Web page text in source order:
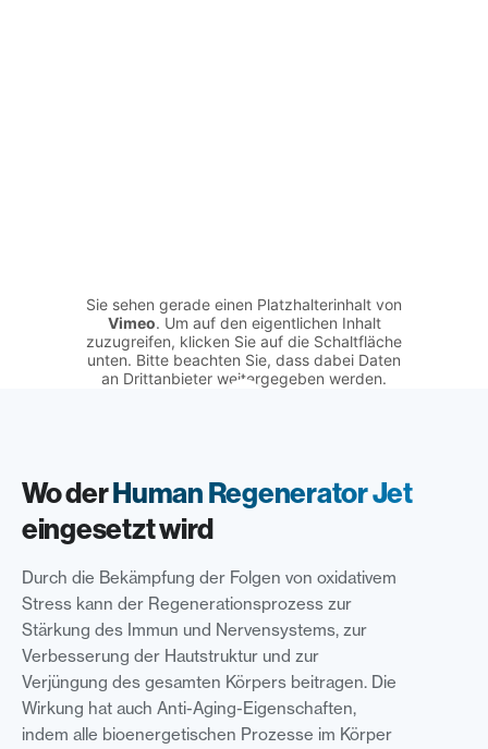
Sie sehen gerade einen Platzhalterinhalt von
Vimeo. Um auf den eigentlichen Inhalt
zuzugreifen, klicken Sie auf die Schaltfläche
unten. Bitte beachten Sie, dass dabei Daten
an Drittanbieter weitergegeben werden.
Erforderlichen Service akzeptieren
und Inhalte entsperren
Wo derHuman Regenerator Jet
eingesetzt wird
Durch die Bekämpfung der Folgen von oxidativem
Stress kann der Regenerationsprozess zur
Stärkung des Immun und Nervensystems, zur
Verbesserung der Hautstruktur und zur
Verjüngung des gesamten Körpers beitragen. Die
Wirkung hat auch Anti-Aging-Eigenschaften,
indem alle bioenergetischen Prozesse im Körper